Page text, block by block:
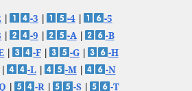
-3 -4|
-5
-9 -A|
-B
-F -G|
-H
-L -M|
-N
-R -S|
-T